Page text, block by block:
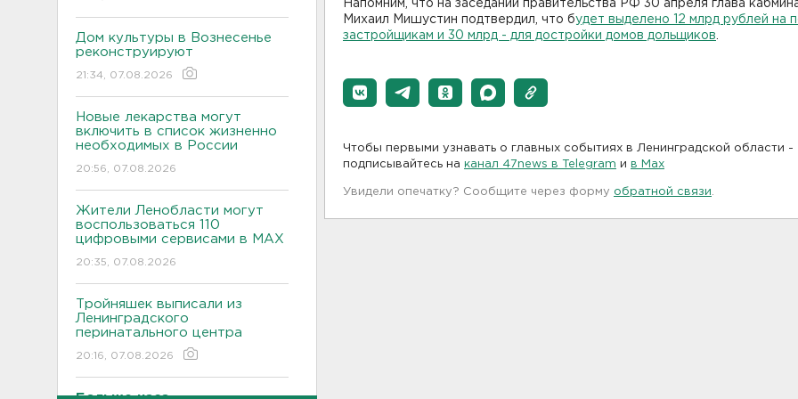
Дом культуры в Вознесенье
реконструируют
21:34, 07.08.2026
Новые лекарства могут
включить в список жизненно
необходимых в России
20:56, 07.08.2026
Жители Ленобласти могут
воспользоваться 110
цифровыми сервисами в МАХ
20:35, 07.08.2026
Тройняшек выписали из
Ленинградского
перинатального центра
20:16, 07.08.2026
Напомним, что на заседании правительства РФ 30 апреля глава
Михаил Мишустин подтвердил, что будет выделено 12 млрд рублей на
застройщикам и 30 млрд - для достройки домов дольщиков
Чтобы первыми узнавать о главных событиях в Ленинградской области -
подписывайтесь на канал 47news в Telegram и в Maх
Увидели опечатку? Сообщите через форму обратной связи